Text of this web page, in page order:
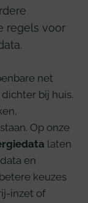
regels voor
net
bij huis.
Op onze
laten
en
keuzes
inzet of